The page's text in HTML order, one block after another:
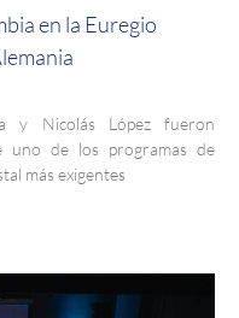
en la Euregio
y Nicolás López fueron
uno de los programas de
más exigentes